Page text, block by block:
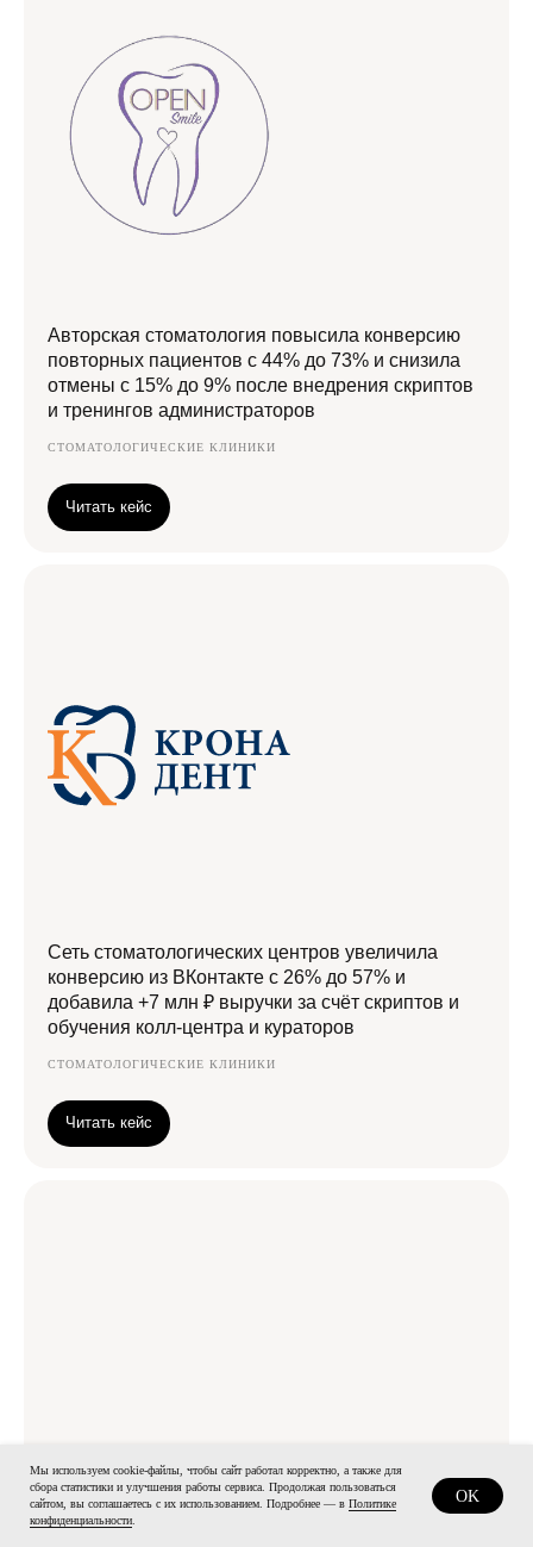
Мы используем cookie-файлы, чтобы сайт работал корректно, а также для
сбора статистики и улучшения работы сервиса. Продолжая пользоваться
сайтом, вы соглашаетесь с их использованием. Подробнее — в Политике
конфиденциальности
OK
Авторская стоматология повысила конверсию
повторных пациентов с 44% до 73% и снизила
отмены с 15% до 9% после внедрения скриптов
и тренингов администраторов
СТОМАТОЛОГИЧЕСКИЕ КЛИНИКИ
Читать кейс
Сеть стоматологических центров увеличила
конверсию из ВКонтакте с 26% до 57% и
добавила +7 млн ₽ выручки за счёт скриптов и
обучения колл-центра и кураторов
СТОМАТОЛОГИЧЕСКИЕ КЛИНИКИ
Читать кейс
Я даю согласие на обработку персональных данных
Оставить заявку →
CEO / FOUNDER Yesscript
Анна Есикова
+7 (913) 700-30-17
+7 (913) 466-07-01
Анна Есикова
Услуги О нас и партнерах
Кейсы Контакты